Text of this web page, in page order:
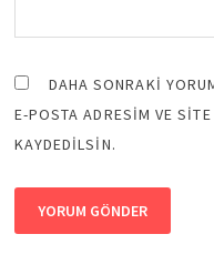
DAHA SONRAKI
E-POSTA ADRESIM VE
KAYDEDILSIN.